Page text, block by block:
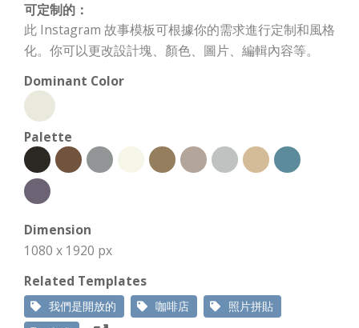
可定制的：
此 Instagram 故事模板可根據你的需求進行定制和風格
化。你可以更改設計塊、顏色、圖片、編輯內容等。
Dominant Color
Palette
Dimension
1080 x 1920 px
Related Templates
我們是開放的 咖啡店
照片拼貼